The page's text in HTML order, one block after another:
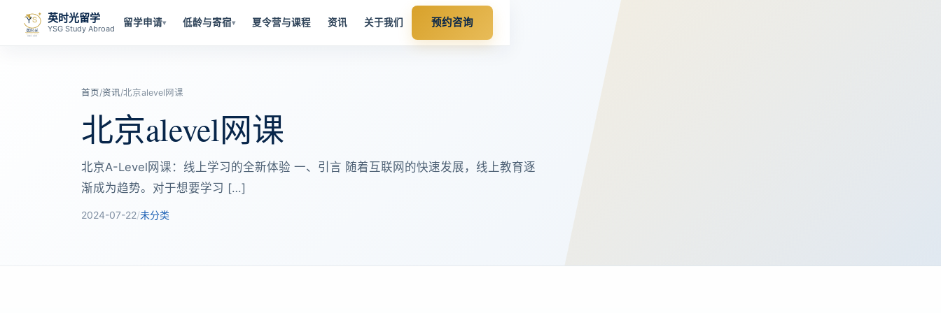
英时光留学
YSG Study Abroad
留学申请▾ 低龄与寄宿▾ 夏令营与课程 资讯 关于我们 预约咨询
首页/资讯/北京alevel网课
北京alevel网课
北京A-Level网课：线上学习的全新体验 一、引言 随着互联网的快速发展，线上教育逐
渐成为趋势。对于想要学习 […]
2024-07-22/未分类